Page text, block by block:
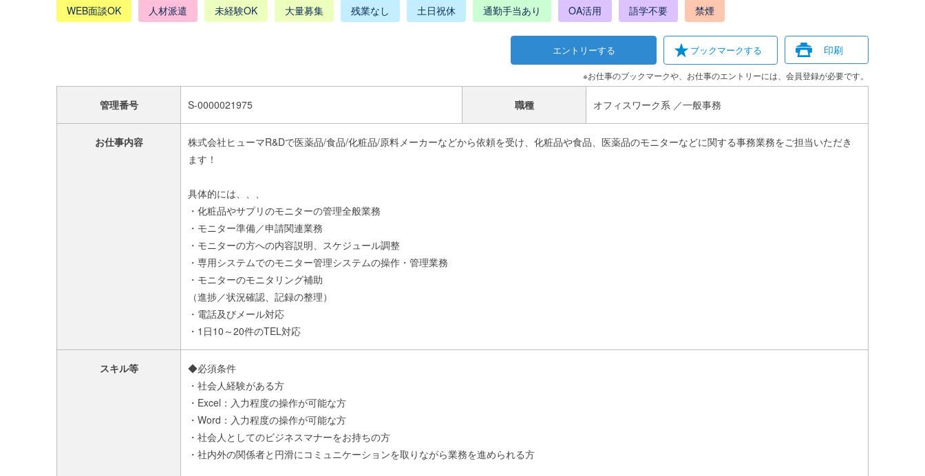
WEB面談OK 人材派遣 未経験OK 大量募集 残業なし 土日祝休 通勤手当あり OA活用 語学不要 禁煙
印刷
※お仕事のブックマークや、お仕事のエントリーには、会員登録が必要です。
管理番号 S-0000021975 職種 オフィスワーク系 ／一般事務
お仕事内容
株式会社ヒューマR&Dで医薬品/食品/化粧品/原料メーカーなどから依頼を受け、化粧品や食品、医薬品のモニターなどに関する事務業務をご担当いただき
ます！
具体的には、、、
・化粧品やサプリのモニターの管理全般業務
・モニター準備／申請関連業務
・モニターの方への内容説明、スケジュール調整
・専用システムでのモニター管理システムの操作・管理業務
・モニターのモニタリング補助
（進捗／状況確認、記録の整理）
・電話及びメール対応
・1日10～20件のTEL対応
スキル等
◆必須条件
・社会人経験がある方
・Excel：入力程度の操作が可能な方
・Word：入力程度の操作が可能な方
・社会人としてのビジネスマナーをお持ちの方
・社内外の関係者と円滑にコミュニケーションを取りながら業務を進められる方